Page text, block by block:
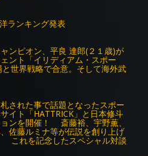
ランキング発表
ンピオン、平良 達郎(２１歳)が
ント「イリディアム・スポー
世界戦略で合意。そして海外武
された事で話題となったスポー
イト「HATTRICK」と日本修斗
ンを開催！ 斎藤裕、宇野薫、
佐藤ルミナ等が伝説を創り上げ
これを記念したスペシャル対談